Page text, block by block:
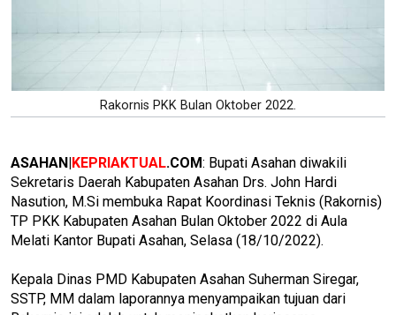
Rakornis PKK Bulan Oktober 2022.
ASAHAN|KEPRIAKTUAL.COM: Bupati Asahan diwakili
Sekretaris Daerah Kabupaten Asahan Drs. John Hardi
Nasution, M.Si membuka Rapat Koordinasi Teknis (Rakornis)
TP PKK Kabupaten Asahan Bulan Oktober 2022 di Aula
Melati Kantor Bupati Asahan, Selasa (18/10/2022).
Kepala Dinas PMD Kabupaten Asahan Suherman Siregar,
SSTP, MM dalam laporannya menyampaikan tujuan dari